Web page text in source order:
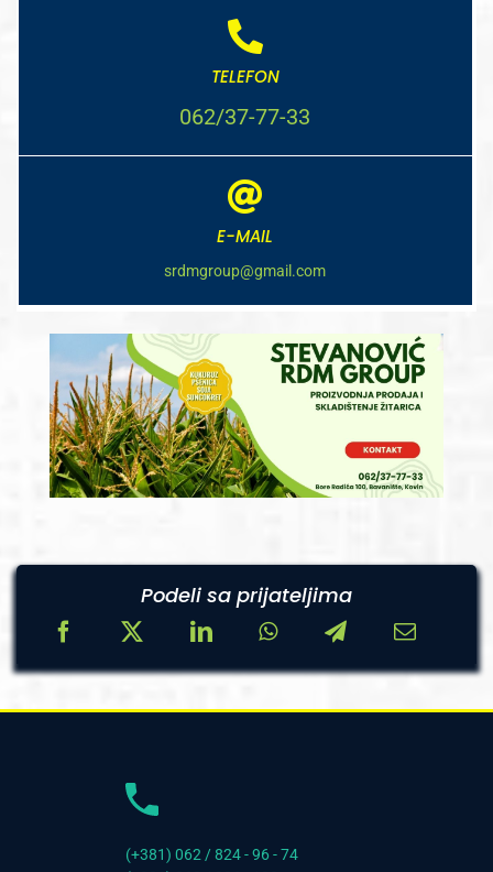
TELEFON
062/37-77-33
E-MAIL
srdmgroup@gmail.com
Podeli sa prijateljima
(+381) 062 / 824 - 96 - 74